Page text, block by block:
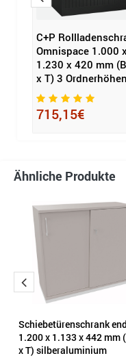
C+P
Omnispace 1.000
1.230 x 420 mm
x T) 3 Ordnerhöhen
715,15€
Ähnliche Produkte
Schiebetürenschrank
1.200 x 1.133 x 442 mm
x T) silberaluminium